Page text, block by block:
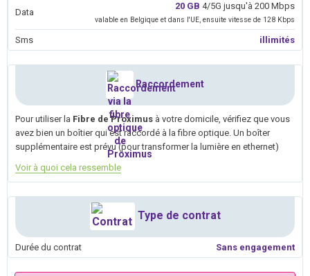
Data
20 GB 4/5G jusqu'à 200 Mbps
valable en Belgique et dans l'UE, ensuite vitesse de 128 Kbps
Sms illimités
Raccordement
Pour utiliser la Fibre de Proximus à votre domicile, vérifiez que vous
avez bien un boîtier qui est raccordé à la fibre optique. Un boîter
supplémentaire est prévu (pour transformer la lumière en ethernet)
Voir à quoi cela ressemble
Type de contrat
Durée du contrat Sans engagement